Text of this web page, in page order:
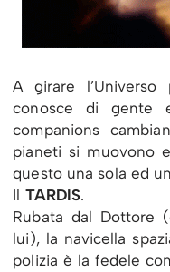
A girare
conosce di
companions
pianeti si muovono
questo una sola ed
Il TARDIS.
Rubata dal Dottore
lui), la navicella
polizia è la fedele